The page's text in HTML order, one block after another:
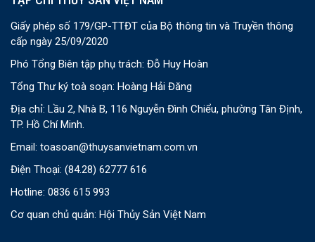
Giấy phép số 179/GP-TTĐT của Bộ thông tin và Truyền thông
cấp ngày 25/09/2020
Phó Tổng Biên tập phụ trách: Đỗ Huy Hoàn
Tổng Thư ký toà soạn: Hoàng Hải Đăng
Địa chỉ: Lầu 2, Nhà B, 116 Nguyễn Đình Chiểu, phường Tân Định,
TP. Hồ Chí Minh.
Email: toasoan@thuysanvietnam.com.vn
Điện Thoại: (84.28) 62777 616
Hotline: 0836 615 993
Cơ quan chủ quản: Hội Thủy Sản Việt Nam